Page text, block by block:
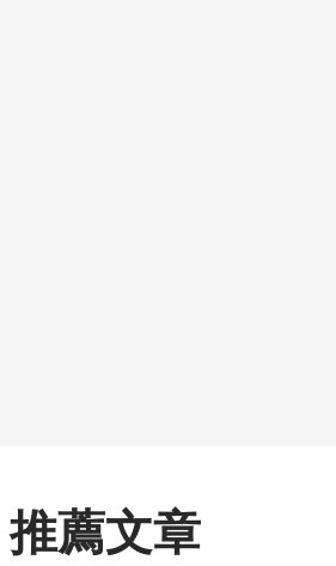
推薦文章